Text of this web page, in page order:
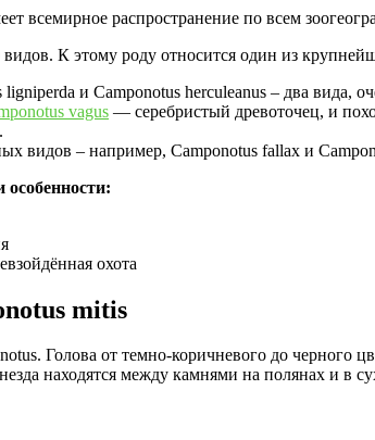
всемирное распространение по всем
видов. К этому роду относится один из
и Camponotus herculeanus – два вида,
vagus — серебристый древоточец, и
видов – например, Camponotus fallax и
охота
mitis
Голова от темно-коричневого до черного
находятся между камнями на полянах и в